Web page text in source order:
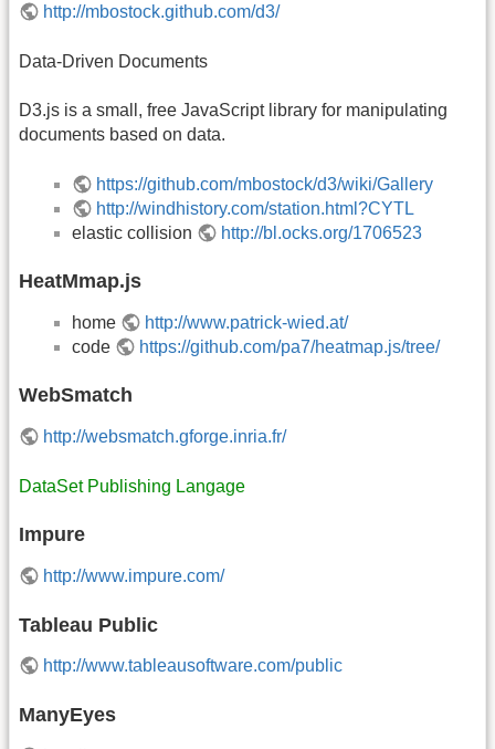
http://mbostock.github.com/d3/
Data-Driven Documents
D3.js is a small, free JavaScript library for manipulating
documents based on data.
https://github.com/mbostock/d3/wiki/Gallery
http://windhistory.com/station.html?CYTL
elastic collision
http://bl.ocks.org/1706523
HeatMmap.js
home
http://www.patrick-wied.at/
code
https://github.com/pa7/heatmap.js/tree/
WebSmatch
http://websmatch.gforge.inria.fr/
DataSet Publishing Langage
Impure
http://www.impure.com/
Tableau Public
http://www.tableausoftware.com/public
ManyEyes